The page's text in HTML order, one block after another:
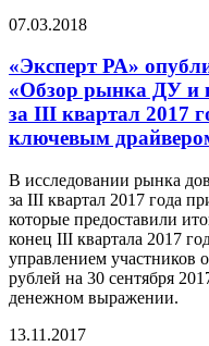
07.03.2018
«Эксперт РА»
«Обзор рынка ДУ и
за III квартал 2017
ключевым
В исследовании рынка
за III квартал 2017 года
которые предоставили
конец III квартала 2017
управлением участников
рублей на 30 сентября
денежном выражении.
13.11.2017